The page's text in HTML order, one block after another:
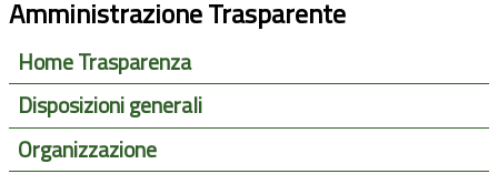
Amministrazione Trasparente
Home Trasparenza
Disposizioni generali
Organizzazione